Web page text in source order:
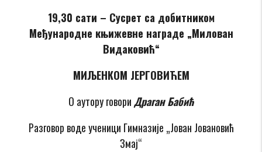
19,30 сати – Сусрет са добитником
Међународне књижевне награде „Милован
Видаковић“
МИЉЕНКОМ ЈЕРГОВИЋЕМ
О аутору говориДраган Бабић
Разговор воде ученици Гимназије „Јован Јовановић
Змај“